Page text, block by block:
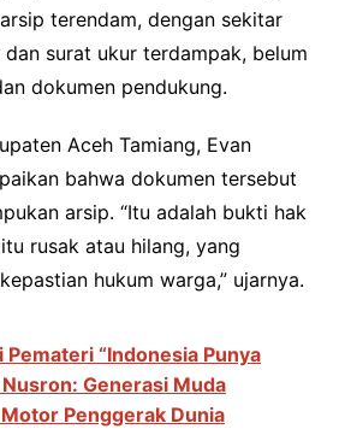
terendam, dengan sekitar
surat ukur terdampak, belum
dokumen pendukung.
Aceh Tamiang, Evan
bahwa dokumen tersebut
arsip. “Itu adalah bukti hak
rusak atau hilang, yang
hukum warga,” ujarnya.
Pemateri “Indonesia Punya
Generasi Muda
Penggerak Dunia